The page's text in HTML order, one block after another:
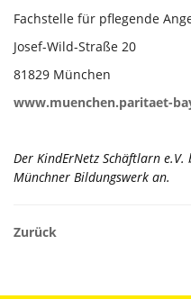
Fachstelle für pflegende
Josef-Wild-Straße 20
81829 München
www.muenchen.paritaet-
Der KindErNetz Schäftlarn
Münchner Bildungswerk an.
Zurück